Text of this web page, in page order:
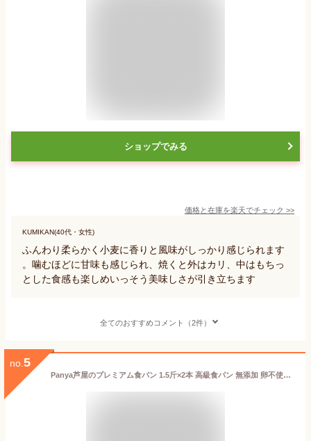
ショップでみる
価格と在庫を楽天でチェック >>
KUMIKAN(40代・女性)
ふんわり柔らかく小麦に香りと風味がしっかり感じられます
。噛むほどに甘味も感じられ、焼くと外はカリ、中はもちっ
とした食感も楽しめいっそう美味しさが引き立ちます
全てのおすすめコメント（2件）
no. 5
Panya芦屋のプレミアム食パン 1.5斤×2本 高級食パン 無添加 卵不使用 送料無料 パン屋 芦屋